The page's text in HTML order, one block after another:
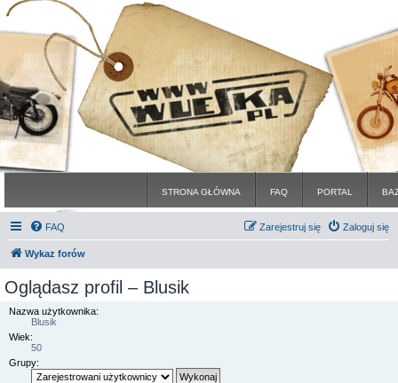
STRONA GŁÓWNA FAQ PORTAL
FAQ Zaloguj się
Zarejestruj się
Wykaz forów
Oglądasz profil – Blusik
Nazwa użytkownika:
Blusik
Wiek:
50
Grupy: